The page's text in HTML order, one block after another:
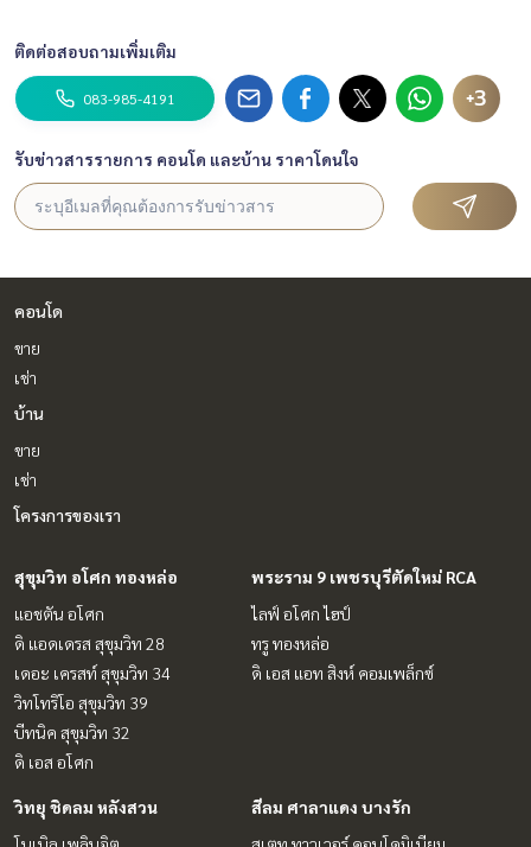
ติดต่อสอบถามเพิ่มเติม
083-985-4191 +3
รับข่าวสารรายการ คอนโด และบ้าน ราคาโดนใจ
คอนโด
ขาย
เช่า
บ้าน
ขาย
เช่า
โครงการของเรา
สุขุมวิท อโศก ทองหล่อ
แอชตัน อโศก
ดิ แอดเดรส สุขุมวิท 28
เดอะ เครสท์ สุขุมวิท 34
วิทโทริโอ สุขุมวิท 39
บีทนิค สุขุมวิท 32
ดิ เอส อโศก
พระราม 9 เพชรบุรีตัดใหม่ RCA
ไลฟ์ อโศก ไฮป์
ทรู ทองหล่อ
ดิ เอส แอท สิงห์ คอมเพล็กซ์
วิทยุ ชิดลม หลังสวน
สีลม ศาลาแดง บางรัก